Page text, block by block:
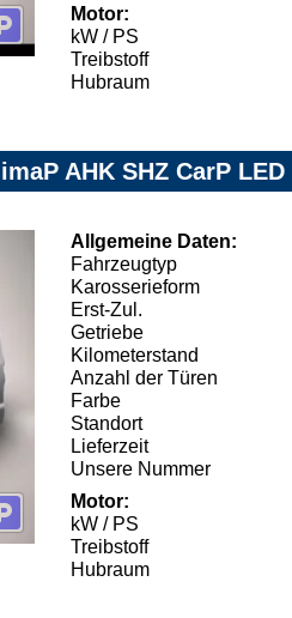
Motor:
kW / PS
Treibstoff
Hubraum
AHK SHZ CarP LED
Allgemeine Daten:
Fahrzeugtyp
Karosserieform
Erst-Zul.
Getriebe
Kilometerstand
Anzahl der Türen
Farbe
Standort
Lieferzeit
Unsere Nummer
Motor:
kW / PS
Treibstoff
Hubraum